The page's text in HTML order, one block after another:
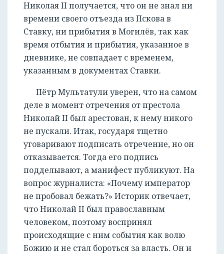
Николая II получается, что он не знал ни
времени своего отъезда из Пскова в
Ставку, ни прибытия в Могилёв, так как
время отбытия и прибытия, указанное в
дневнике, не совпадает с временем,
указанным в документах Ставки.
Пётр Мультатули уверен, что на самом
деле в момент отречения от престола
Николай II был арестован, к нему никого
не пускали. Итак, государя тщетно
уговаривают подписать отречение, но он
отказывается. Тогда его подпись
подделывают, а манифест публикуют. На
вопрос журналиста: «Почему император
не пробовал бежать?» Историк отвечает,
что Николай II был православным
человеком, поэтому воспринял
происходящие с ним события как волю
Божию и не стал бороться за власть. Он и